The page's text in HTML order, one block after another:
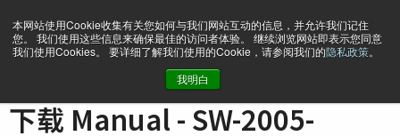
本网站使用Cookie收集有关您如何与我们网站互动的信息，并允许我们记住
您。 我们使用这些信息来确保最佳的访问者体验。 继续浏览网站即表示您同意
我们使用Cookies。 要详细了解我们使用的Cookie，请参阅我们的隐私政策。
我明白
Manual - SW-2005-5GE_SW-4005-5GE
下载 Manual - SW-2005-